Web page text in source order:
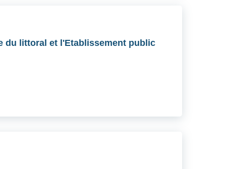
du littoral et l'Etablissement public